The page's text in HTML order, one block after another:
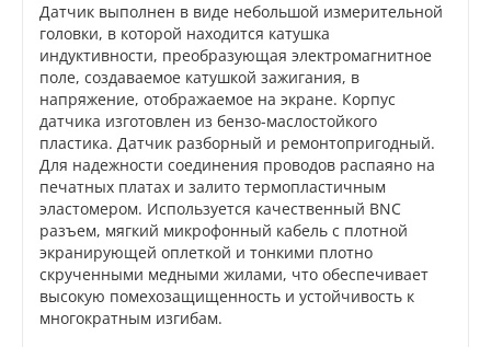
Датчик выполнен в виде небольшой измерительной
головки, в которой находится катушка
индуктивности, преобразующая электромагнитное
поле, создаваемое катушкой зажигания, в
напряжение, отображаемое на экране. Корпус
датчика изготовлен из бензо-маслостойкого
пластика. Датчик разборный и ремонтопригодный.
Для надежности соединения проводов распаяно на
печатных платах и залито термопластичным
эластомером. Используется качественный BNC
разъем, мягкий микрофонный кабель с плотной
экранирующей оплеткой и тонкими плотно
скрученными медными жилами, что обеспечивает
высокую помехозащищенность и устойчивость к
многократным изгибам.